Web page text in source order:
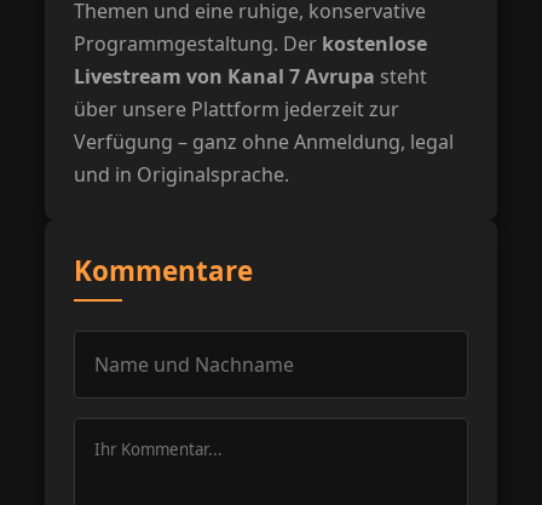
Themen und eine ruhige, konservative
Programmgestaltung. Der kostenlose
Livestream von Kanal 7 Avrupa steht
über unsere Plattform jederzeit zur
Verfügung – ganz ohne Anmeldung, legal
und in Originalsprache.
Kommentare